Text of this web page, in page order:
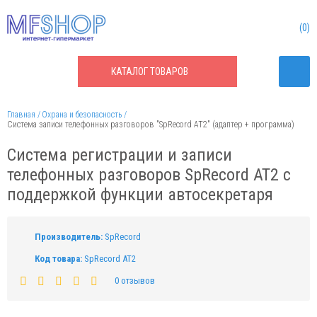
КАТАЛОГТОВАРОВ
0
Главная
Охрана и безопасность
Система записи телефонных разговоров "SpRecord AT2" (адаптер + программа)
Система регистрации и записи
телефонных разговоров SpRecord AT2 с
поддержкой функции автосекретаря
Производитель: SpRecord
Код товара: SpRecord AT2
0 отзывов